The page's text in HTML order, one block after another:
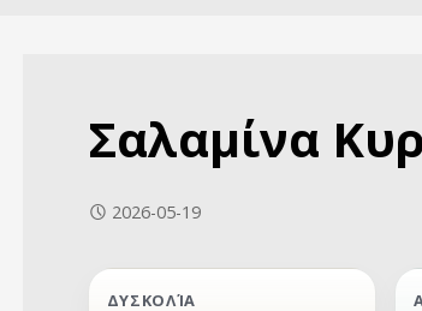
Σαλαμίνα
2026-05-19
ΔΥΣΚΟΛΊΑ